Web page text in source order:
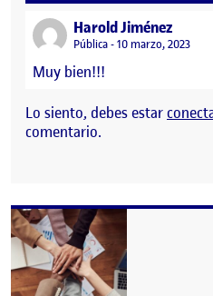
Harold Jiménezsays:
Visibilidad:
Pública 10 marzo, 2023
Muy bien!!!
Lo siento, debes estar
comentario.